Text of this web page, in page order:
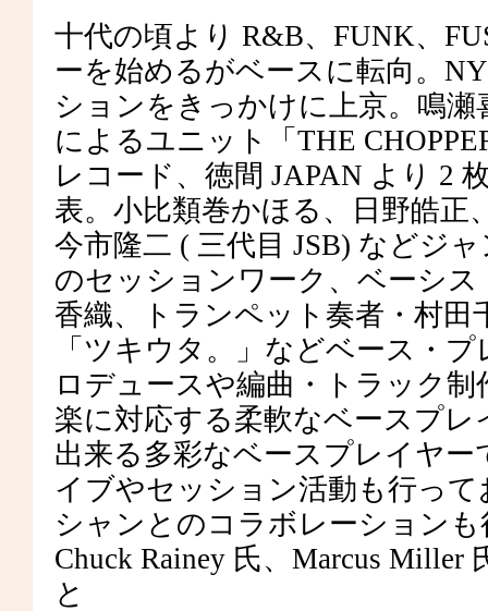
十代の頃より R&B、FUNK、
ーを始めるがベースに転向。
ションをきっかけに上京。鳴
によるユニット「THE
レコード、徳間 JAPAN より 2
表。小比類巻かほる、日野皓
今市隆二 ( 三代目 JSB) などジ
のセッションワーク、ベーシス
香織、トランペット奏者・村田
「ツキウタ。」などベース・
ロデュースや編曲・トラック
楽に対応する柔軟なベースプ
出来る多彩なベースプレイヤ
イブやセッション活動も行っ
シャンとのコラボレーションも
Chuck Rainey 氏、Marcus
と